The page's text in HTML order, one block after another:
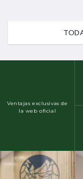
Ventajas exclusivas de
la web oficial